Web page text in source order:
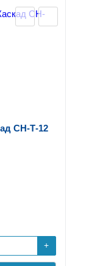
СН-Т-12
+